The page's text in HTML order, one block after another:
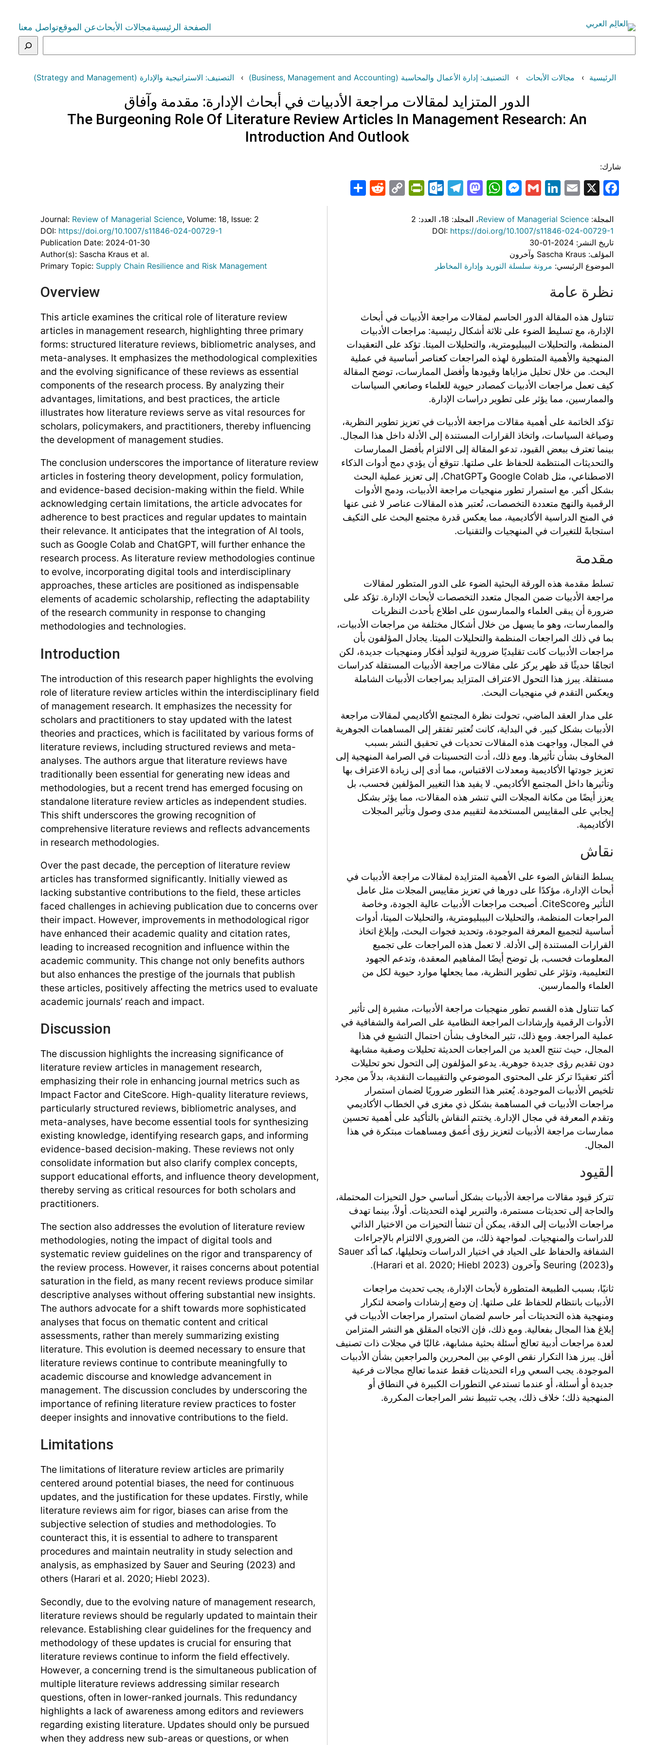
المحتوى
الصفحة الرئيسيةمجالات الأبحاثعن الموقعتواصل معنا
الرئيسية مجالات الأبحاث التصنيف: إدارة الأعمال والمحاسبة (Business, Management and Accounting) التصنيف: الاستراتيجية والإدارة (Strategy and Management)
الدور المتزايد لمقالات مراجعة الأدبيات في أبحاث الإدارة: مقدمة وآفاق
The Burgeoning Role Of Literature Review Articles In Management Research: An
Introduction And Outlook
شارك:
Facebook
X
Email
LinkedIn
Gmail
Messenger
WhatsApp
Mastodon
Telegram
Outlook.com
PrintFriendly
Copy
Reddit
المجلة: Review of Managerial Science، المجلد: 18
، العدد: 2
DOI: https://doi.org/10.1007/s11846-024-00729-1
تاريخ النشر: 2024-01-30
المؤلف: Sascha Kraus وآخرون
الموضوع الرئيسي: مرونة سلسلة التوريد وإدارة المخاطر
نظرة عامة
تتناول هذه المقالة الدور الحاسم لمقالات مراجعة الأدبيات في أبحاث
الإدارة، مع تسليط الضوء على ثلاثة أشكال رئيسية: مراجعات الأدبيات
المنظمة، والتحليلات البيبليومترية، والتحليلات الميتا. تؤكد على التعقيدات
المنهجية والأهمية المتطورة لهذه المراجعات كعناصر أساسية في عملية
البحث. من خلال تحليل مزاياها وقيودها وأفضل الممارسات، توضح المقالة
كيف تعمل مراجعات الأدبيات كمصادر حيوية للعلماء وصانعي السياسات
والممارسين، مما يؤثر على تطوير دراسات الإدارة.
تؤكد الخاتمة على أهمية مقالات مراجعة الأدبيات في تعزيز تطوير النظرية،
وصياغة السياسات، واتخاذ القرارات المستندة إلى الأدلة داخل هذا المجال.
بينما تعترف ببعض القيود، تدعو المقالة إلى الالتزام بأفضل الممارسات
والتحديثات المنتظمة للحفاظ على صلتها. تتوقع أن يؤدي دمج أدوات الذكاء
الاصطناعي، مثل Google Colab وChatGPT، إلى تعزيز عملية البحث
بشكل أكبر. مع استمرار تطور منهجيات مراجعة الأدبيات، ودمج الأدوات
الرقمية والنهج متعددة التخصصات، تُعتبر هذه المقالات عناصر لا غنى عنها
في المنح الدراسية الأكاديمية، مما يعكس قدرة مجتمع البحث على التكيف
استجابةً للتغيرات في المنهجيات والتقنيات.
مقدمة
تسلط مقدمة هذه الورقة البحثية الضوء على الدور المتطور لمقالات
مراجعة الأدبيات ضمن المجال متعدد التخصصات لأبحاث الإدارة. تؤكد على
ضرورة أن يبقى العلماء والممارسون على اطلاع بأحدث النظريات
والممارسات، وهو ما يسهل من خلال أشكال مختلفة من مراجعات الأدبيات،
بما في ذلك المراجعات المنظمة والتحليلات الميتا. يجادل المؤلفون بأن
مراجعات الأدبيات كانت تقليديًا ضرورية لتوليد أفكار ومنهجيات جديدة، لكن
اتجاهًا حديثًا قد ظهر يركز على مقالات مراجعة الأدبيات المستقلة كدراسات
مستقلة. يبرز هذا التحول الاعتراف المتزايد بمراجعات الأدبيات الشاملة
ويعكس التقدم في منهجيات البحث.
على مدار العقد الماضي، تحولت نظرة المجتمع الأكاديمي لمقالات مراجعة
الأدبيات بشكل كبير. في البداية، كانت تُعتبر تفتقر إلى المساهمات الجوهرية
في المجال، وواجهت هذه المقالات تحديات في تحقيق النشر بسبب
المخاوف بشأن تأثيرها. ومع ذلك، أدت التحسينات في الصرامة المنهجية إلى
تعزيز جودتها الأكاديمية ومعدلات الاقتباس، مما أدى إلى زيادة الاعتراف بها
وتأثيرها داخل المجتمع الأكاديمي. لا يفيد هذا التغيير المؤلفين فحسب، بل
يعزز أيضًا من مكانة المجلات التي تنشر هذه المقالات، مما يؤثر بشكل
إيجابي على المقاييس المستخدمة لتقييم مدى وصول وتأثير المجلات
الأكاديمية.
نقاش
يسلط النقاش الضوء على الأهمية المتزايدة لمقالات مراجعة الأدبيات في
أبحاث الإدارة، مؤكدًا على دورها في تعزيز مقاييس المجلات مثل عامل
التأثير وCiteScore. أصبحت مراجعات الأدبيات عالية الجودة، وخاصة
المراجعات المنظمة، والتحليلات البيبليومترية، والتحليلات الميتا، أدوات
أساسية لتجميع المعرفة الموجودة، وتحديد فجوات البحث، وإبلاغ اتخاذ
القرارات المستندة إلى الأدلة. لا تعمل هذه المراجعات على تجميع
المعلومات فحسب، بل توضح أيضًا المفاهيم المعقدة، وتدعم الجهود
التعليمية، وتؤثر على تطوير النظرية، مما يجعلها موارد حيوية لكل من
العلماء والممارسين.
كما تتناول هذه القسم تطور منهجيات مراجعة الأدبيات، مشيرة إلى تأثير
الأدوات الرقمية وإرشادات المراجعة النظامية على الصرامة والشفافية في
عملية المراجعة. ومع ذلك، تثير المخاوف بشأن احتمال التشبع في هذا
المجال، حيث تنتج العديد من المراجعات الحديثة تحليلات وصفية مشابهة
دون تقديم رؤى جديدة جوهرية. يدعو المؤلفون إلى التحول نحو تحليلات
أكثر تعقيدًا تركز على المحتوى الموضوعي والتقييمات النقدية، بدلاً من مجرد
تلخيص الأدبيات الموجودة. يُعتبر هذا التطور ضروريًا لضمان استمرار
مراجعات الأدبيات في المساهمة بشكل ذي مغزى في الخطاب الأكاديمي
وتقدم المعرفة في مجال الإدارة. يختتم النقاش بالتأكيد على أهمية تحسين
ممارسات مراجعة الأدبيات لتعزيز رؤى أعمق ومساهمات مبتكرة في هذا
المجال.
القيود
تتركز قيود مقالات مراجعة الأدبيات بشكل أساسي حول التحيزات المحتملة،
والحاجة إلى تحديثات مستمرة، والتبرير لهذه التحديثات. أولاً، بينما تهدف
مراجعات الأدبيات إلى الدقة، يمكن أن تنشأ التحيزات من الاختيار الذاتي
للدراسات والمنهجيات. لمواجهة ذلك، من الضروري الالتزام بالإجراءات
الشفافة والحفاظ على الحياد في اختيار الدراسات وتحليلها، كما أكد Sauer
وSeuring (2023) وآخرون (Harari et al. 2020; Hiebl 2023).
ثانيًا، بسبب الطبيعة المتطورة لأبحاث الإدارة، يجب تحديث مراجعات
الأدبيات بانتظام للحفاظ على صلتها. إن وضع إرشادات واضحة لتكرار
ومنهجية هذه التحديثات أمر حاسم لضمان استمرار مراجعات الأدبيات في
إبلاغ هذا المجال بفعالية. ومع ذلك، فإن الاتجاه المقلق هو النشر المتزامن
لعدة مراجعات أدبية تعالج أسئلة بحثية مشابهة، غالبًا في مجلات ذات تصنيف
أقل. يبرز هذا التكرار نقص الوعي بين المحررين والمراجعين بشأن الأدبيات
الموجودة. يجب السعي وراء التحديثات فقط عندما تعالج مجالات فرعية
جديدة أو أسئلة، أو عندما تستدعي التطورات الكبيرة في النطاق أو
المنهجية ذلك؛ خلاف ذلك، يجب تثبيط نشر المراجعات المكررة.
Journal: Review of Managerial Science, Volume: 18, Issue: 2
DOI: https://doi.org/10.1007/s11846-024-00729-1
Publication Date: 2024-01-30
Author(s): Sascha Kraus et al.
Primary Topic: Supply Chain Resilience and Risk Management
Overview
This article examines the critical role of literature review
articles in management research, highlighting three primary
forms: structured literature reviews, bibliometric analyses, and
meta-analyses. It emphasizes the methodological complexities
and the evolving significance of these reviews as essential
components of the research process. By analyzing their
advantages, limitations, and best practices, the article
illustrates how literature reviews serve as vital resources for
scholars, policymakers, and practitioners, thereby influencing
the development of management studies.
The conclusion underscores the importance of literature review
articles in fostering theory development, policy formulation,
and evidence-based decision-making within the field. While
acknowledging certain limitations, the article advocates for
adherence to best practices and regular updates to maintain
their relevance. It anticipates that the integration of AI tools,
such as Google Colab and ChatGPT, will further enhance the
research process. As literature review methodologies continue
to evolve, incorporating digital tools and interdisciplinary
approaches, these articles are positioned as indispensable
elements of academic scholarship, reflecting the adaptability
of the research community in response to changing
methodologies and technologies.
Introduction
The introduction of this research paper highlights the evolving
role of literature review articles within the interdisciplinary field
of management research. It emphasizes the necessity for
scholars and practitioners to stay updated with the latest
theories and practices, which is facilitated by various forms of
literature reviews, including structured reviews and meta-
analyses. The authors argue that literature reviews have
traditionally been essential for generating new ideas and
methodologies, but a recent trend has emerged focusing on
standalone literature review articles as independent studies.
This shift underscores the growing recognition of
comprehensive literature reviews and reflects advancements
in research methodologies.
Over the past decade, the perception of literature review
articles has transformed significantly. Initially viewed as
lacking substantive contributions to the field, these articles
faced challenges in achieving publication due to concerns over
their impact. However, improvements in methodological rigor
have enhanced their academic quality and citation rates,
leading to increased recognition and influence within the
academic community. This change not only benefits authors
but also enhances the prestige of the journals that publish
these articles, positively affecting the metrics used to evaluate
academic journals’ reach and impact.
Discussion
The discussion highlights the increasing significance of
literature review articles in management research,
emphasizing their role in enhancing journal metrics such as
Impact Factor and CiteScore. High-quality literature reviews,
particularly structured reviews, bibliometric analyses, and
meta-analyses, have become essential tools for synthesizing
existing knowledge, identifying research gaps, and informing
evidence-based decision-making. These reviews not only
consolidate information but also clarify complex concepts,
support educational efforts, and influence theory development,
thereby serving as critical resources for both scholars and
practitioners.
The section also addresses the evolution of literature review
methodologies, noting the impact of digital tools and
systematic review guidelines on the rigor and transparency of
the review process. However, it raises concerns about potential
saturation in the field, as many recent reviews produce similar
descriptive analyses without offering substantial new insights.
The authors advocate for a shift towards more sophisticated
analyses that focus on thematic content and critical
assessments, rather than merely summarizing existing
literature. This evolution is deemed necessary to ensure that
literature reviews continue to contribute meaningfully to
academic discourse and knowledge advancement in
management. The discussion concludes by underscoring the
importance of refining literature review practices to foster
deeper insights and innovative contributions to the field.
Limitations
The limitations of literature review articles are primarily
centered around potential biases, the need for continuous
updates, and the justification for these updates. Firstly, while
literature reviews aim for rigor, biases can arise from the
subjective selection of studies and methodologies. To
counteract this, it is essential to adhere to transparent
procedures and maintain neutrality in study selection and
analysis, as emphasized by Sauer and Seuring (2023) and
others (Harari et al. 2020; Hiebl 2023).
Secondly, due to the evolving nature of management research,
literature reviews should be regularly updated to maintain their
relevance. Establishing clear guidelines for the frequency and
methodology of these updates is crucial for ensuring that
literature reviews continue to inform the field effectively.
However, a concerning trend is the simultaneous publication of
multiple literature reviews addressing similar research
questions, often in lower-ranked journals. This redundancy
highlights a lack of awareness among editors and reviewers
regarding existing literature. Updates should only be pursued
when they address new sub-areas or questions, or when